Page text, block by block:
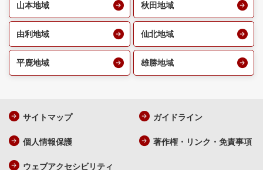
山本地域 秋田地域
由利地域 仙北地域
平鹿地域 雄勝地域
サイトマップ ガイドライン
個人情報保護 著作権・リンク・免責事項
ウェブアクセシビリティ